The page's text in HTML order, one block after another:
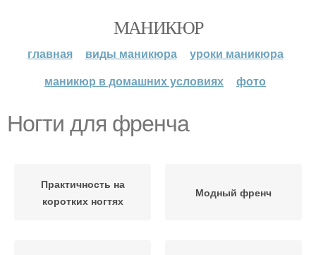
МАНИКЮР
главная виды маникюра
уроки маникюра
маникюр в домашних условиях
фото
Ногти для френча
Практичность на
коротких ногтях
Модный френч